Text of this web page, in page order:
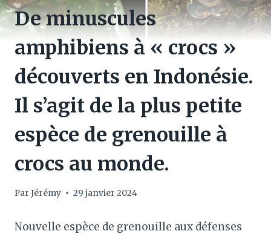
De minuscules
amphibiens à « crocs »
découverts en Indonésie.
Il s’agit de la plus petite
espèce de grenouille à
crocs au monde.
Par Jérémy 29 janvier 2024
Nouvelle espèce de grenouille aux défenses